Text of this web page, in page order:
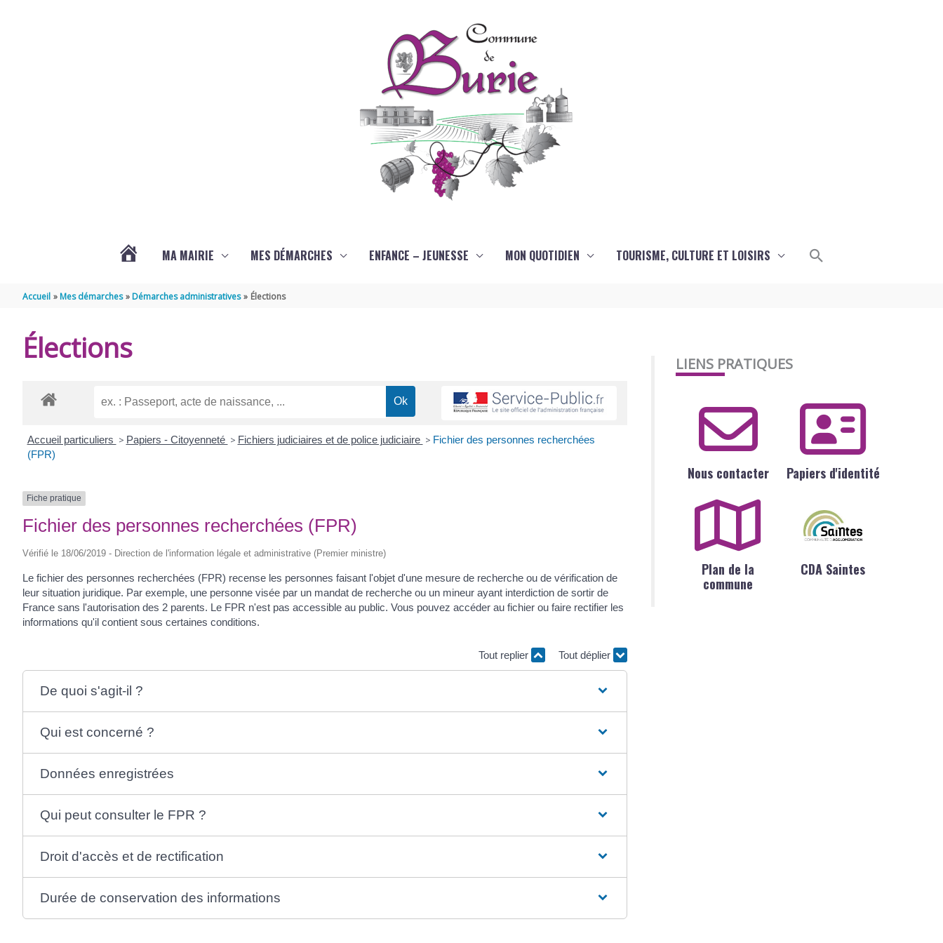
MA MAIRIE MES DÉMARCHES ENFANCE – JEUNESSE MON QUOTIDIEN TOURISME, CULTURE ET LOISIRS Rechercher
Accueil Mes démarches Démarches administratives Élections
Élections
Accueil particuliers > Papiers - Citoyenneté > Fichiers judiciaires et de police judiciaire > Fichier des personnes recherchées
(FPR)
Fiche pratique
Fichier des personnes recherchées (FPR)
Vérifié le 18/06/2019 - Direction de l'information légale et administrative (Premier ministre)
Le fichier des personnes recherchées (FPR) recense les personnes faisant l'objet d'une mesure de recherche ou de vérification de
leur situation juridique. Par exemple, une personne visée par un mandat de recherche ou un mineur ayant interdiction de sortir de
France sans l'autorisation des 2 parents. Le FPR n'est pas accessible au public. Vous pouvez accéder au fichier ou faire rectifier les
informations qu'il contient sous certaines conditions.
Tout replier Tout déplier
De quoi s'agit-il ?
Qui est concerné ?
Données enregistrées
Qui peut consulter le FPR ?
Droit d'accès et de rectification
Durée de conservation des informations
LIENS PRATIQUES
Nous contacter Papiers d'identité
Plan de la
commune
CDA Saintes